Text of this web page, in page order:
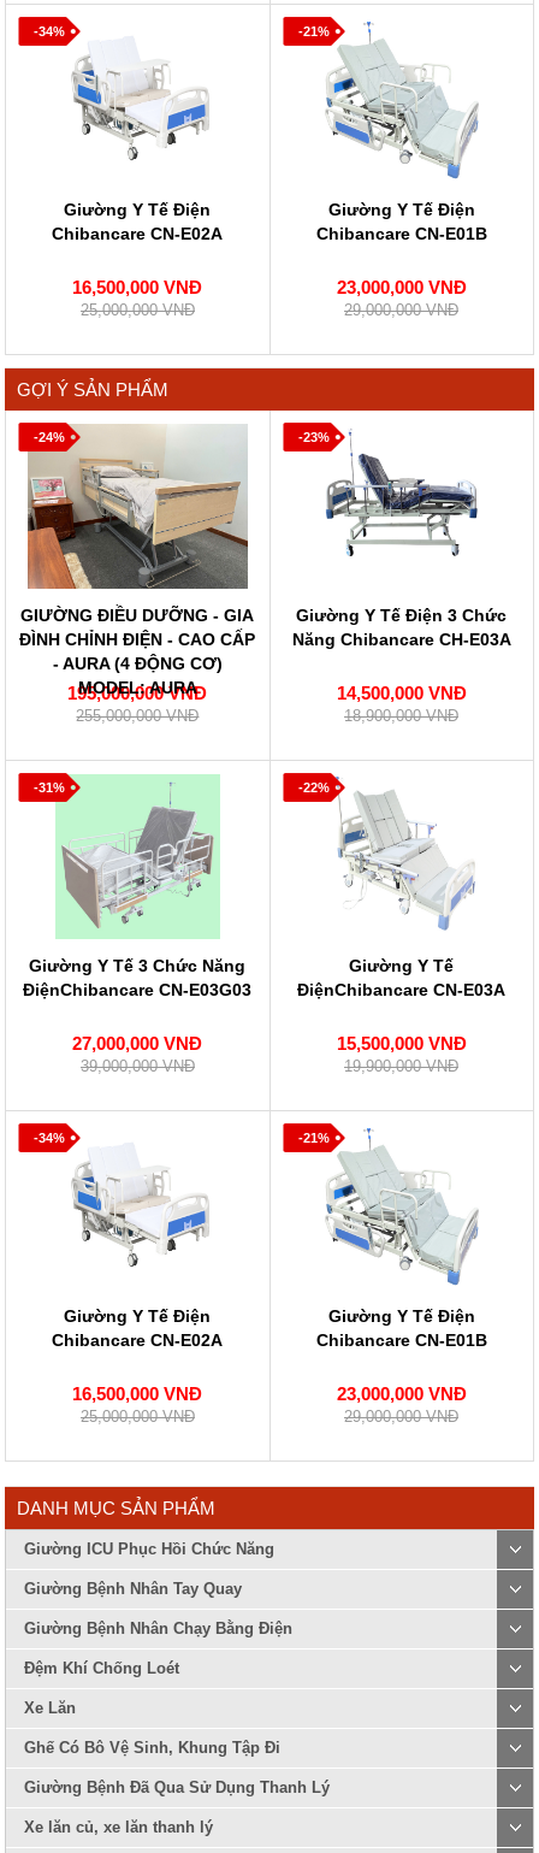
-34%
Giường Y Tế Điện
Chibancare CN-E02A
16,500,000 VNĐ
25,000,000 VNĐ
-21%
Giường Y Tế Điện
Chibancare CN-E01B
23,000,000 VNĐ
29,000,000 VNĐ
GỢI Ý SẢN PHẨM
-24%
GIƯỜNG ĐIỀU DƯỠNG - GIA
ĐÌNH CHỈNH ĐIỆN - CAO CẤP
- AURA (4 ĐỘNG CƠ)
MODEL: AURA
195,000,000 VNĐ
255,000,000 VNĐ
-23%
Giường Y Tế Điện 3 Chức
Năng Chibancare CH-E03A
14,500,000 VNĐ
18,900,000 VNĐ
-31%
Giường Y Tế 3 Chức Năng
ĐiệnChibancare CN-E03G03
27,000,000 VNĐ
39,000,000 VNĐ
-22%
Giường Y Tế
ĐiệnChibancare CN-E03A
15,500,000 VNĐ
19,900,000 VNĐ
-34%
Giường Y Tế Điện
Chibancare CN-E02A
16,500,000 VNĐ
25,000,000 VNĐ
-21%
Giường Y Tế Điện
Chibancare CN-E01B
23,000,000 VNĐ
29,000,000 VNĐ
DANH MỤC SẢN PHẨM
Giường ICU Phục Hồi Chức Năng
Giường Bệnh Nhân Tay Quay
Giường Bệnh Nhân Chạy Bằng Điện
Đệm Khí Chống Loét
Xe Lăn
Ghế Có Bô Vệ Sinh, Khung Tập Đi
Giường Bệnh Đã Qua Sử Dụng Thanh Lý
Xe lăn củ, xe lăn thanh lý